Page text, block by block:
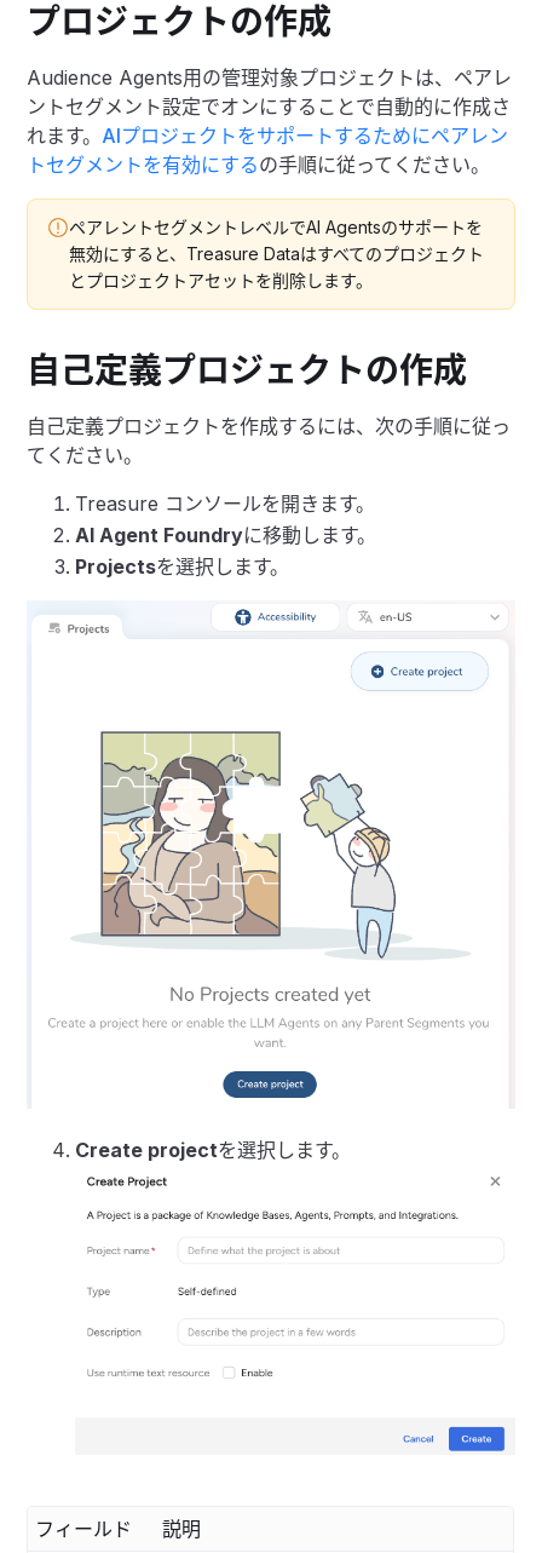
プロジェクトの作成
Audience Agents用の管理対象プロジェクトは、ペアレ
ントセグメント設定でオンにすることで自動的に作成さ
れます。 AIプロジェクトをサポートするためにペアレン
トセグメントを有効にするの手順に従ってください。
ペアレントセグメントレベルでAI Agentsのサポートを
無効にすると、Treasure Dataはすべてのプロジェクト
とプロジェクトアセットを削除します。
自己定義プロジェクトの作成
自己定義プロジェクトを作成するには、次の手順に従っ
てください。
Treasure コンソールを開きます。
AI Agent Foundryに移動します。
Projectsを選択します。
Create projectを選択します。
フィールド
説明